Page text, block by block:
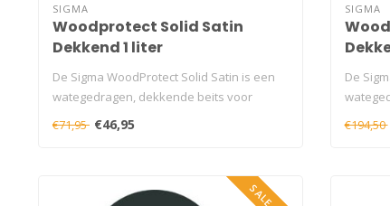
SIGMA
Woodprotect Solid Satin
Dekkend 1 liter
De Sigma WoodProtect Solid Satin is een
wategedragen, dekkende beits voor
€71,95 €46,95
SIGMA
De
€194,50